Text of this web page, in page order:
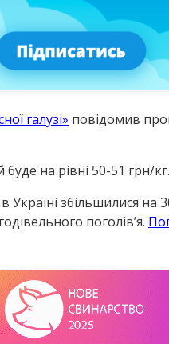
галузі» повідомив
на рівні 50-51 грн/кг.
Україні збільшилися
поголівʼя.